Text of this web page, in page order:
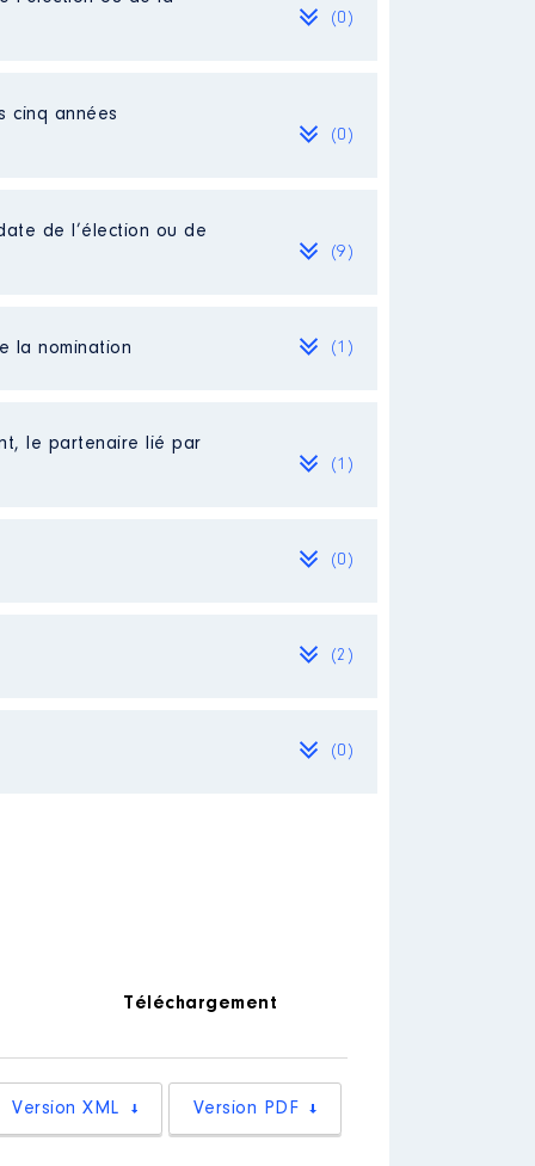
(0)
cinq années
(0)
de l’élection ou de
(9)
la nomination (1)
le partenaire lié par
(1)
(0)
(2)
(0)
Téléchargement
Version PDF
Version XML